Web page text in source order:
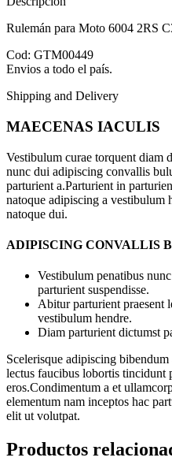
Rulemán para Moto 6004 2RS
Cod: GTM00449
Envios a todo el país.
Shipping and Delivery
MAECENAS IACULIS
Vestibulum curae torquent diam
nunc dui adipiscing convallis
parturient a.Parturient in
natoque adipiscing a vestibulum
natoque dui.
ADIPISCING CONVALLIS
Vestibulum penatibus
parturient suspendisse.
Abitur parturient praesent
vestibulum hendre.
Diam parturient dictumst
Scelerisque adipiscing
lectus faucibus lobortis tincidunt
eros.Condimentum a et
elementum nam inceptos hac
elit ut volutpat.
Productos